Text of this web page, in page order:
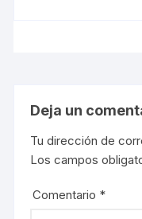
Deja un
Tu dirección de
Los campos
Comentario *